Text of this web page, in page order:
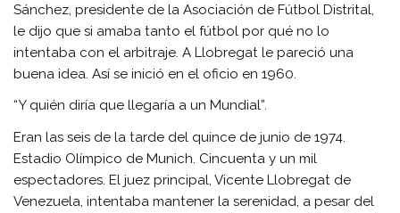
Sánchez, presidente de la Asociación de Fútbol Distrital,
le dijo que si amaba tanto el fútbol por qué no lo
intentaba con el arbitraje. A Llobregat le pareció una
buena idea. Así se inició en el oficio en 1960.
“Y quién diría que llegaría a un Mundial”.
Eran las seis de la tarde del quince de junio de 1974.
Estadio Olímpico de Munich. Cincuenta y un mil
espectadores. El juez principal, Vicente Llobregat de
Venezuela, intentaba mantener la serenidad, a pesar del